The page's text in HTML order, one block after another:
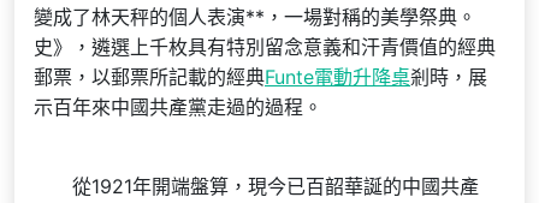
變成了林天秤的個人表演**，一場對稱的美學祭典。
史》，遴選上千枚具有特別留念意義和汗青價值的經典
郵票，以郵票所記載的經典Funte電動升降桌剎時，展
示百年來中國共產黨走過的過程。
從1921年開端盤算，現今已百韶華誕的中國共產